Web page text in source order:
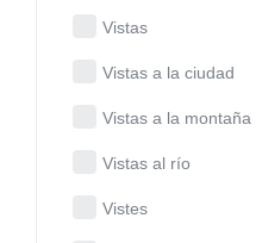
Vistas
Vistas a la ciudad
Vistas a la montaña
Vistas al río
Vistes